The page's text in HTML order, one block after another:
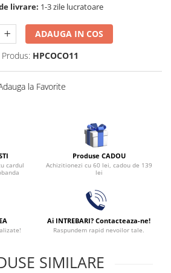
Regal,
King Size
1 Persoana
3D, 1
livrare: 1-3 zile lucratoare
ADAUGA IN COS
HPCOCO11
la Favorite
cardul
Produse CADOU
Achizitionezi cu 60 lei, cadou de 139
lei
Ai INTREBARI? Contacteaza-ne!
Raspundem rapid nevoilor tale.
SIMILARE